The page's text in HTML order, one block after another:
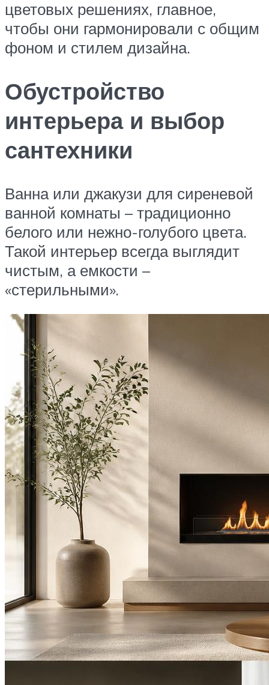
цветовых решениях, главное,
чтобы они гармонировали с общим
фоном и стилем дизайна.
Обустройство
интерьера и выбор
сантехники
Ванна или джакузи для сиреневой
ванной комнаты – традиционно
белого или нежно-голубого цвета.
Такой интерьер всегда выглядит
чистым, а емкости –
«стерильными».